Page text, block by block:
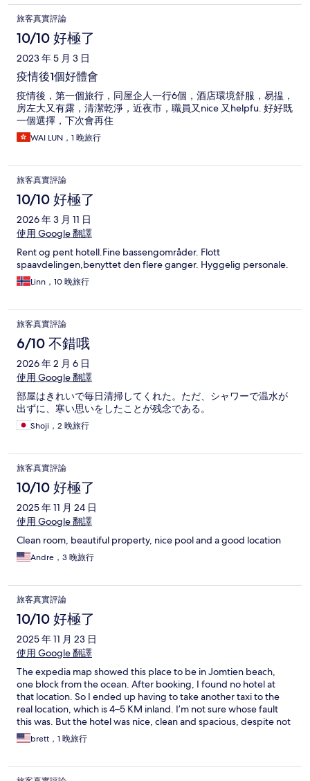
uninteresting in trying to accommodate. We had to make her a
bed on a small sofa in the room with covers from one of the
beds. It was a deluxe room. No microwave, a spot of blood on
one of the bed covers, no hand soap. Breakfast was VERY
MEDIOCRE. DO NOT RECOMMEND. On checkout, the clerk
asked us to take a seat while they checked the room. Then they
cleared us to leave. Nope. First time and last time. Be advised.
旅客真實評論
10/10 好極了
2023 年 5 月 3 日
疫情後1個好體會
疫情後，第一個旅行，同屋企人一行6個，酒店環境舒服，易揾，
房左大又有露，清潔乾淨，近夜市，職員又nice 又helpfu. 好好既
一個選擇，下次會再住
WAI LUN，1 晚旅行
旅客真實評論
10/10 好極了
2026 年 3 月 11 日
使用 Google 翻譯
Rent og pent hotell.Fine bassengområder. Flott
spaavdelingen,benyttet den flere ganger. Hyggelig personale.
Linn，10 晚旅行
旅客真實評論
6/10 不錯哦
2026 年 2 月 6 日
使用 Google 翻譯
部屋はきれいで毎日清掃してくれた。ただ、シャワーで温水が
出ずに、寒い思いをしたことが残念である。
Shoji，2 晚旅行
旅客真實評論
10/10 好極了
2025 年 11 月 24 日
使用 Google 翻譯
Clean room, beautiful property, nice pool and a good location
Andre，3 晚旅行
旅客真實評論
10/10 好極了
2025 年 11 月 23 日
使用 Google 翻譯
The expedia map showed this place to be in Jomtien beach,
one block from the ocean. After booking, I found no hotel at
that location. So I ended up having to take another taxi to the
real location, which is 4–5 KM inland. I’m not sure whose fault
this was. But the hotel was nice, clean and spacious, despite not
really being in an area that I was looking for.
brett，1 晚旅行